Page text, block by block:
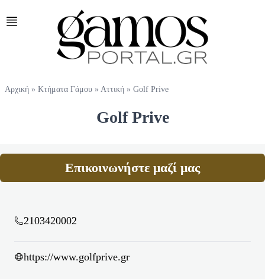
Αρχική » Κτήματα Γάμου » Αττική » Golf Prive
Golf Prive
Επικοινωνήστε μαζί μας
2103420002
https://www.golfprive.gr